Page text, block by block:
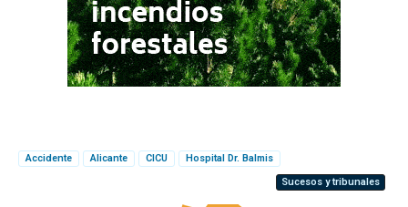
Accidente Alicante CICU
Hospital Dr. Balmis
Sucesos y tribunales